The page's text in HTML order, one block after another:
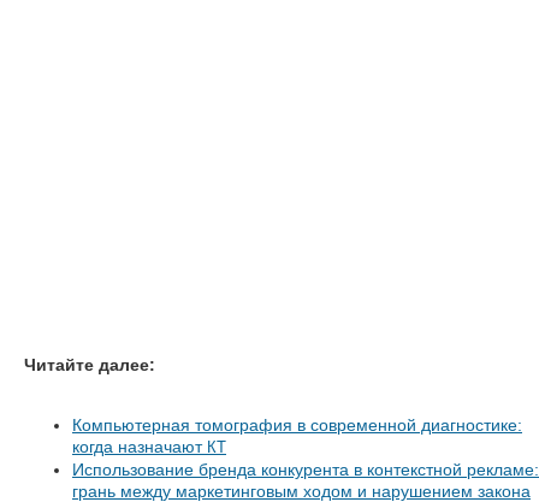
Читайте далее:
Компьютерная томография в современной диагностике:
когда назначают КТ
Использование бренда конкурента в контекстной рекламе:
грань между маркетинговым ходом и нарушением закона